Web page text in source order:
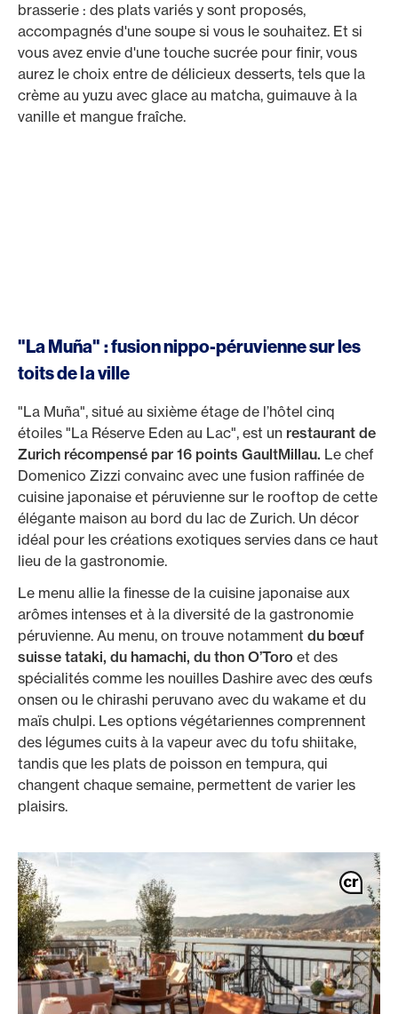
brasserie : des plats variés y sont proposés,
accompagnés d'une soupe si vous le souhaitez. Et si
vous avez envie d'une touche sucrée pour finir, vous
aurez le choix entre de délicieux desserts, tels que la
crème au yuzu avec glace au matcha, guimauve à la
vanille et mangue fraîche.
"La Muña" : fusion nippo-péruvienne sur les
toits de la ville
"La Muña", situé au sixième étage de l’hôtel cinq
étoiles "La Réserve Eden au Lac", est un restaurant de
Zurich récompensé par 16 points GaultMillau. Le chef
Domenico Zizzi convainc avec une fusion raffinée de
cuisine japonaise et péruvienne sur le rooftop de cette
élégante maison au bord du lac de Zurich. Un décor
idéal pour les créations exotiques servies dans ce haut
lieu de la gastronomie.
Le menu allie la finesse de la cuisine japonaise aux
arômes intenses et à la diversité de la gastronomie
péruvienne. Au menu, on trouve notamment du bœuf
suisse tataki, du hamachi, du thon O’Toro et des
spécialités comme les nouilles Dashire avec des œufs
onsen ou le chirashi peruvano avec du wakame et du
maïs chulpi. Les options végétariennes comprennent
des légumes cuits à la vapeur avec du tofu shiitake,
tandis que les plats de poisson en tempura, qui
changent chaque semaine, permettent de varier les
plaisirs.